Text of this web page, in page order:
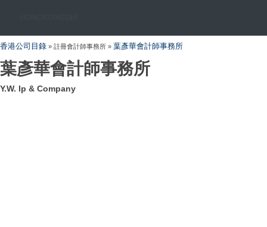
香港公司目錄 » 註冊會計師事務所 » 葉彥華會計師事務所
葉彥華會計師事務所
Y.W. Ip & Company